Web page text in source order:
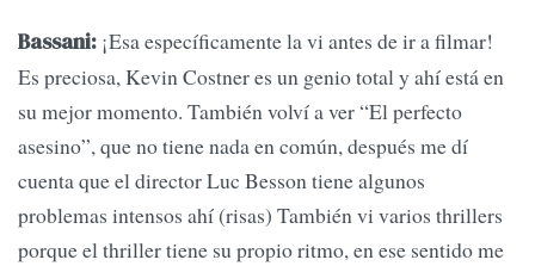
Bassani: ¡Esa específicamente la vi antes de ir a filmar!
Es preciosa, Kevin Costner es un genio total y ahí está en
su mejor momento. También volví a ver “El perfecto
asesino”, que no tiene nada en común, después me dí
cuenta que el director Luc Besson tiene algunos
problemas intensos ahí (risas) También vi varios thrillers
porque el thriller tiene su propio ritmo, en ese sentido me